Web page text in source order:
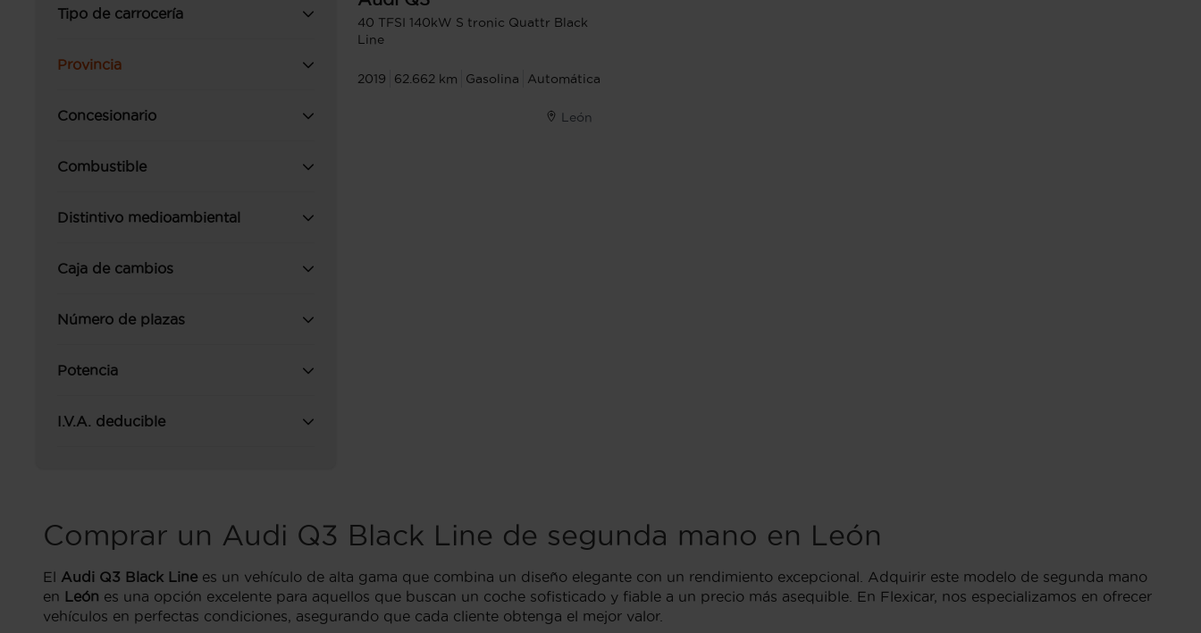
Tipo de carrocería
Provincia
Concesionario
Combustible
Distintivo medioambiental
Caja de cambios
Número de plazas
Potencia
I.V.A. deducible
40 TFSI 140kW S tronic Quattr Black
Line
2019 62.662 km Gasolina Automática
León
Comprar un Audi Q3 Black Line de segunda mano en León
El Audi Q3 Black Line es un vehículo de alta gama que combina un diseño elegante con un rendimiento excepcional. Adquirir este modelo de segunda mano
en León es una opción excelente para aquellos que buscan un coche sofisticado y fiable a un precio más asequible. En Flexicar, nos especializamos en ofrecer
vehículos en perfectas condiciones, asegurando que cada cliente obtenga el mejor valor.